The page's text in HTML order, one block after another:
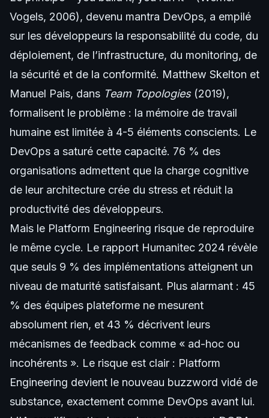
Vogels, 2006), devenu mantra DevOps, a empilé
sur les développeurs la responsabilité du code, du
déploiement, de l’infrastructure, du monitoring, de
la sécurité et de la conformité. Matthew Skelton et
Manuel Pais, dans Team Topologies(2019),
formalisent le problème : la mémoire de travail
humaine est limitée à 4-5 éléments conscients. Le
DevOps a saturé cette capacité. 76 % des
organisations admettent que la charge cognitive
de leur architecture crée du stress et réduit la
productivité des développeurs.
Mais le Platform Engineering risque de reproduire
le même cycle. Le rapport Humanitec 2024 révèle
que seuls 9 % des implémentations atteignent un
niveau de maturité satisfaisant. Plus alarmant : 45
% des équipes plateforme ne mesurent
absolument rien, et 43 % décrivent leurs
mécanismes de feedback comme « ad-hoc ou
incohérents ». Le risque est clair : Platform
Engineering devient le nouveau buzzword vidé de
substance, exactement comme DevOps avant lui.